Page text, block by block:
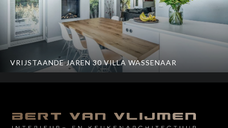
VRIJSTAANDE JAREN 30 VILLA WASSENAAR